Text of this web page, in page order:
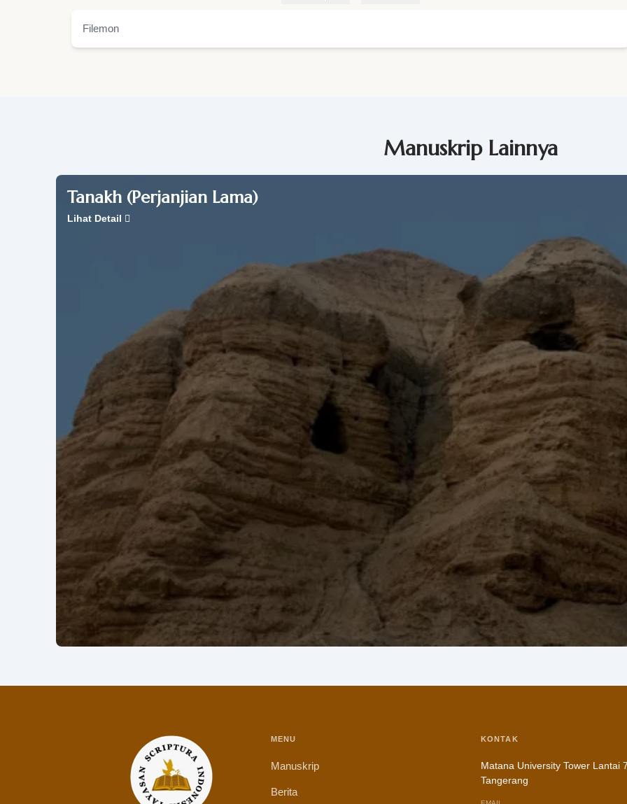
Filemon
Manuskrip Lainnya
Tanakh (Perjanjian Lama)
Lihat Detail
MENU
Manuskrip
Berita
KONTAK
Matana University Tower Lantai
Tangerang